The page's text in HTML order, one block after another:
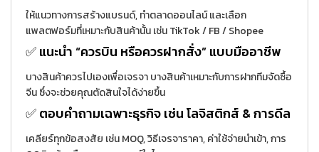
ให้แนวทางการสร้างแบรนด์, ทำตลาดออนไลน์ และเลือก
แพลตฟอร์มที่เหมาะกับสินค้านั้น เช่น TikTok / FB / Shopee
✅ แนะนำ “ควรบิน หรือควรฝากสั่ง” แบบมืออาชีพ
บางสินค้าควรไปเองเพื่อเจรจา บางสินค้าเหมาะกับการฝากทีมจัดซื้อ
จีน ซึ่งจะช่วยคุณตัดสินใจได้ง่ายขึ้น
✅ ตอบคำถามเฉพาะธุรกิจ เช่น โลจิสติกส์ & การดีล
เคลียร์ทุกข้อสงสัย เช่น MOQ, วิธีเจรจาราคา, ค่าใช้จ่ายนำเข้า, การ